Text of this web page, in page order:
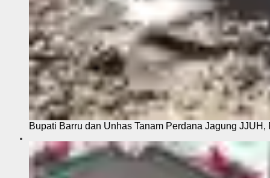
Bupati Barru dan Unhas Tanam Perdana Jagung